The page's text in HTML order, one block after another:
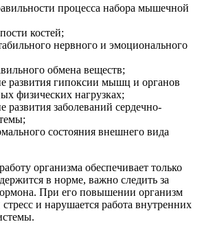
процесса набора мышечной
костей;
нервного и эмоционального
обмена веществ;
развития гипоксии мышц и органов
физических нагрузках;
развития заболеваний сердечно-
состояния внешнего вида
организма обеспечивает только
в норме, важно следить за
При его повышении организм
и нарушается работа внутренних